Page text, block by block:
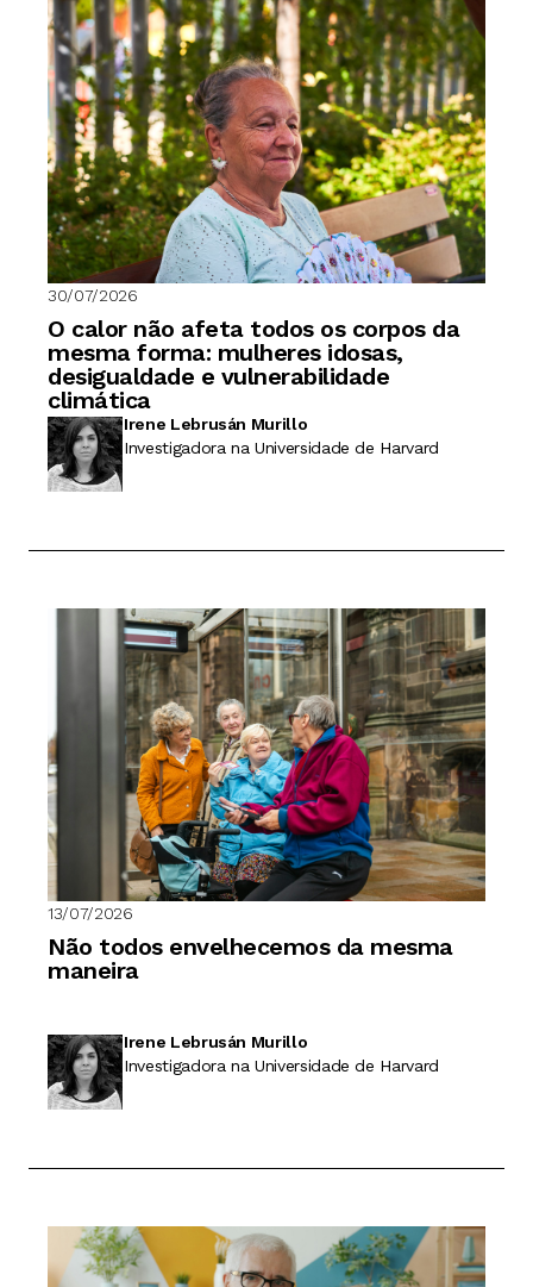
30/07/2026
O calor não afeta todos os corpos da
mesma forma: mulheres idosas,
desigualdade e vulnerabilidade
climática
Irene Lebrusán Murillo
Investigadora na Universidade de Harvard
13/07/2026
Não todos envelhecemos da mesma
maneira
Irene Lebrusán Murillo
Investigadora na Universidade de Harvard